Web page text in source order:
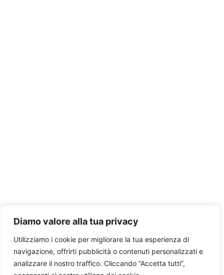
Diamo valore alla tua privacy
Utilizziamo i cookie per migliorare la tua esperienza di
navigazione, offrirti pubblicità o contenuti personalizzati e
analizzare il nostro traffico. Cliccando “Accetta tutti”,